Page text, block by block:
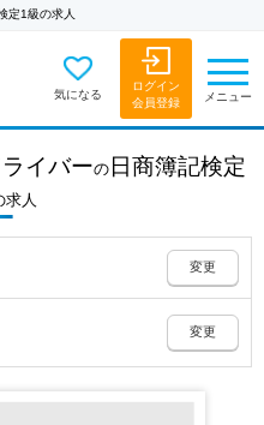
定1級の求人
気になる
ログイン
会員登録
メニュー
イバーの 日商簿記検定
求人
変更
変更